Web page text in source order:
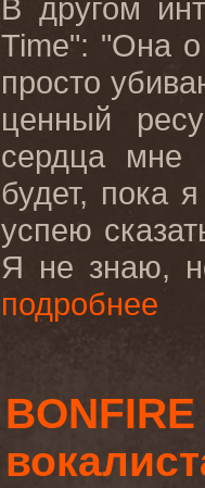
В другом
Time": "Она о
просто
ценный
сердца мне
будет, пока
успею
Я не знаю,
подробнее